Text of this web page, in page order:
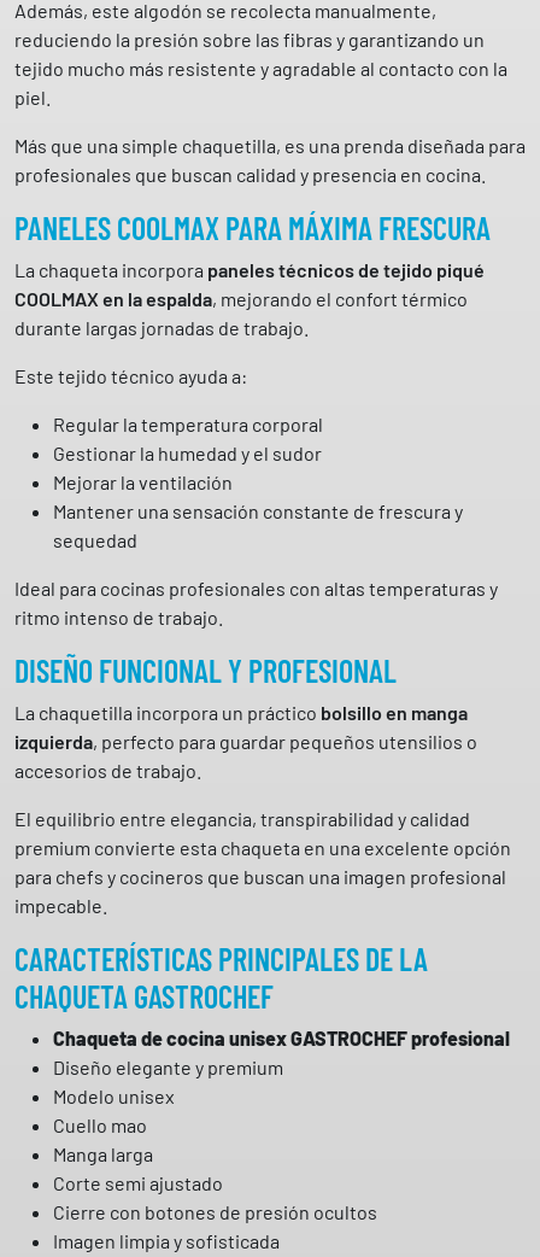
s
c
a
t
i
d
a
Además, este algodón se recolecta manualmente,
reduciendo la presión sobre las fibras y garantizando un
tejido mucho más resistente y agradable al contacto con la
piel.
Más que una simple chaquetilla, es una prenda diseñada para
profesionales que buscan calidad y presencia en cocina.
PANELES COOLMAX PARA MÁXIMA FRESCURA
La chaqueta incorpora paneles técnicos de tejido piqué
COOLMAX en la espalda, mejorando el confort térmico
durante largas jornadas de trabajo.
Este tejido técnico ayuda a:
Regular la temperatura corporal
Gestionar la humedad y el sudor
Mejorar la ventilación
Mantener una sensación constante de frescura y
sequedad
Ideal para cocinas profesionales con altas temperaturas y
ritmo intenso de trabajo.
DISEÑO FUNCIONAL Y PROFESIONAL
La chaquetilla incorpora un práctico bolsillo en manga
izquierda, perfecto para guardar pequeños utensilios o
accesorios de trabajo.
El equilibrio entre elegancia, transpirabilidad y calidad
premium convierte esta chaqueta en una excelente opción
para chefs y cocineros que buscan una imagen profesional
impecable.
CARACTERÍSTICAS PRINCIPALES DE LA
CHAQUETA GASTROCHEF
Chaqueta de cocina unisex GASTROCHEF profesional
Diseño elegante y premium
Modelo unisex
Cuello mao
Manga larga
Corte semi ajustado
Cierre con botones de presión ocultos
Imagen limpia y sofisticada